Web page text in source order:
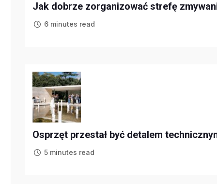
Jak dobrze zorganizować strefę
6 minutes read
Osprzęt przestał być detalem
5 minutes read